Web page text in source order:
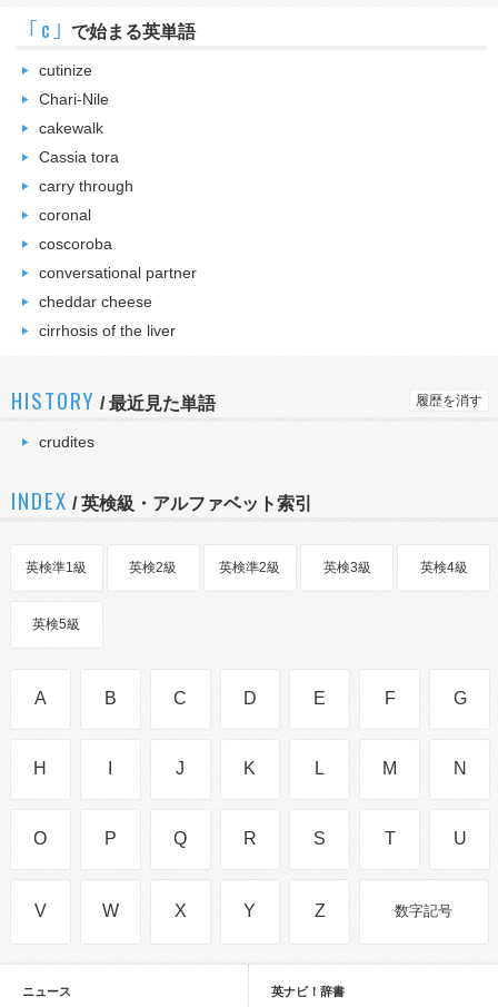
｢c｣ で始まる英単語
cutinize
Chari-Nile
cakewalk
Cassia tora
carry through
coronal
coscoroba
conversational partner
cheddar cheese
cirrhosis of the liver
HISTORY /最近見た単語 履歴を消す
crudites
INDEX / 英検級・アルファベット索引
英検準1級 英検2級 英検準2級 英検3級 英検4級
英検5級
A B C D E F G
H J K L M N
O P Q R S T U
V W X Y Z 数字記号
ニュース 英ナビ！辞書